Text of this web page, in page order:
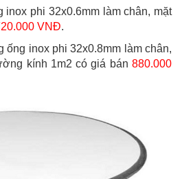
inox phi 32x0.6mm làm chân, mặt
VNĐ.
ống inox phi 32x0.8mm làm chân,
kính 1m2 có giá bán 880.000